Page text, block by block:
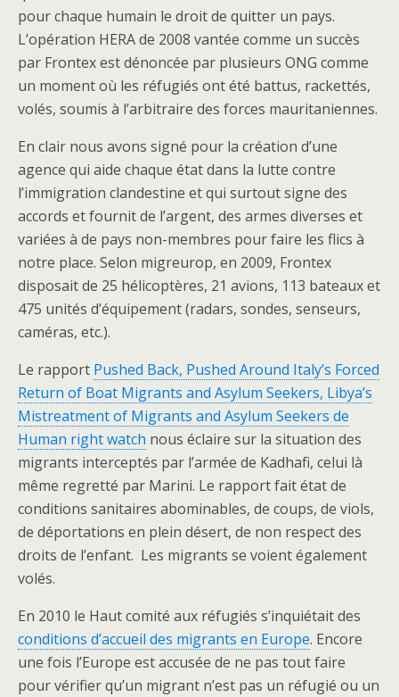
pour chaque humain le droit de quitter un pays.
L’opération HERA de 2008 vantée comme un succès
par Frontex est dénoncée par plusieurs ONG comme
un moment où les réfugiés ont été battus, rackettés,
volés, soumis à l’arbitraire des forces mauritaniennes.
En clair nous avons signé pour la création d’une
agence qui aide chaque état dans la lutte contre
l’immigration clandestine et qui surtout signe des
accords et fournit de l’argent, des armes diverses et
variées à de pays non-membres pour faire les flics à
notre place. Selon migreurop, en 2009, Frontex
disposait de 25 hélicoptères, 21 avions, 113 bateaux et
475 unités d’équipement (radars, sondes, senseurs,
caméras, etc.).
Le rapport Pushed Back, Pushed Around Italy’s Forced
Return of Boat Migrants and Asylum Seekers, Libya’s
Mistreatment of Migrants and Asylum Seekers de
Human right watch nous éclaire sur la situation des
migrants interceptés par l’armée de Kadhafi, celui là
même regretté par Marini. Le rapport fait état de
conditions sanitaires abominables, de coups, de viols,
de déportations en plein désert, de non respect des
droits de l’enfant. Les migrants se voient également
volés.
En 2010 le Haut comité aux réfugiés s’inquiétait des
conditions d’accueil des migrants en Europe. Encore
une fois l’Europe est accusée de ne pas tout faire
pour vérifier qu’un migrant n’est pas un réfugié ou un